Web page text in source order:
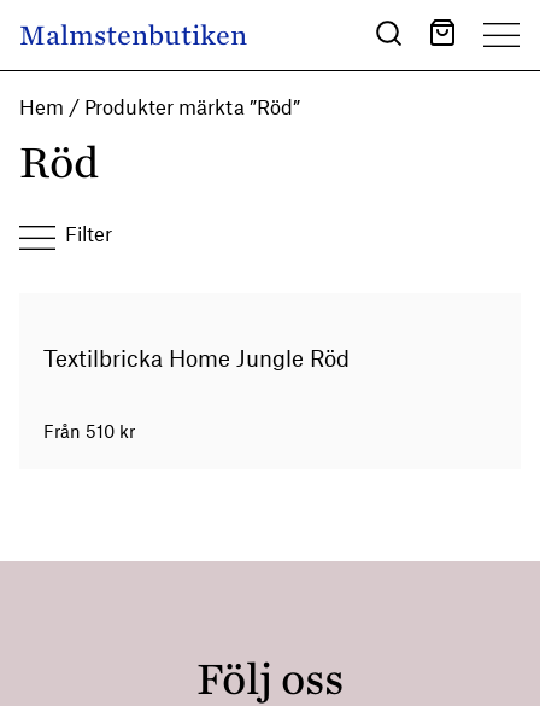
Main Navigation
Malmstenbutiken
Hem / Produkter märkta ”Röd”
Röd
Filter
Textilbricka Home Jungle Röd
Från 510 kr
Följ oss